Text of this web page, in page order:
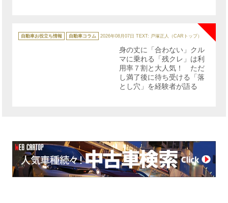
カ
テ
ゴ
自動車お役立ち情報 自動車コラム 2026年08月07日 TEXT: 戸塚正人（CARトップ）
身の丈に「合わない」クル
マに乗れる「残クレ」は利
用率７割と大人気！ ただ
し満了後に待ち受ける「落
とし穴」を経験者が語る